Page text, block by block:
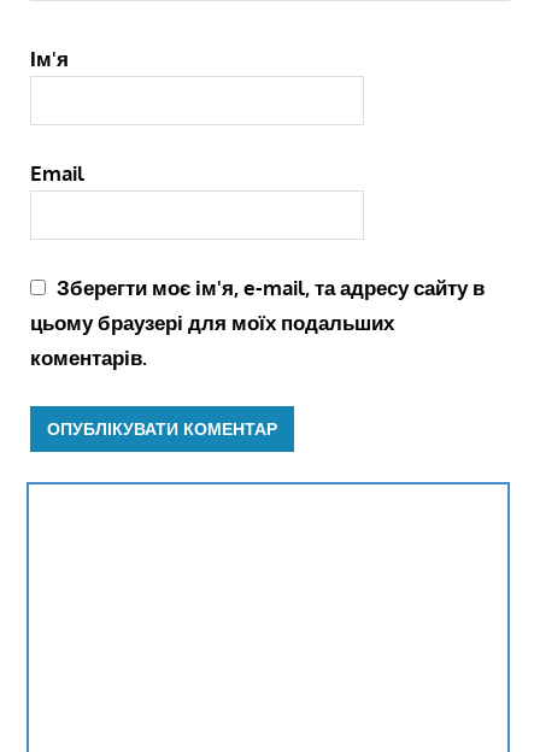
Ім'я
Email
Зберегти моє ім'я, e-mail, та адресу сайту в
цьому браузері для моїх подальших
коментарів.